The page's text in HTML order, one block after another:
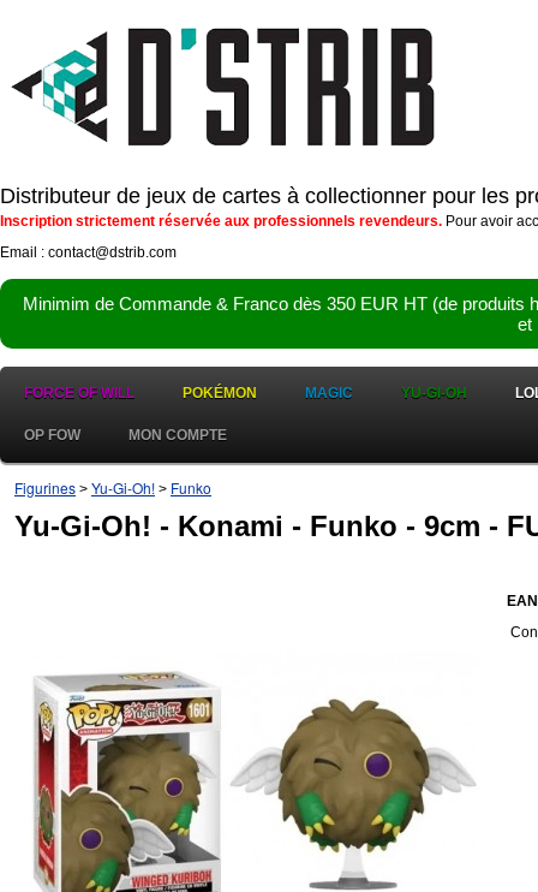
Distributeur de jeux de cartes à collectionner pour les
Inscription strictement réservée aux professionnels revendeurs. Pour avoir
Email : contact@dstrib.com
Minimim de Commande & Franco dès 350 EUR HT (de
et
FORCE OF WILL POKÉMON MAGIC YU-GI-OH
OP FOW MON COMPTE
Figurines > Yu-Gi-Oh! > Funko
Yu-Gi-Oh! - Konami - Funko - 9cm -